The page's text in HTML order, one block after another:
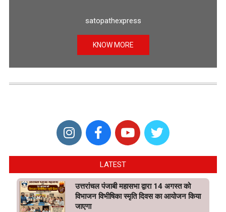
satopathexpress
KNOW MORE
LATEST
उत्तरांचल पंजाबी महासभा द्वारा 14 अगस्त को
विभाजन विभीषिका स्मृति दिवस का आयोजन किया
जाएगा